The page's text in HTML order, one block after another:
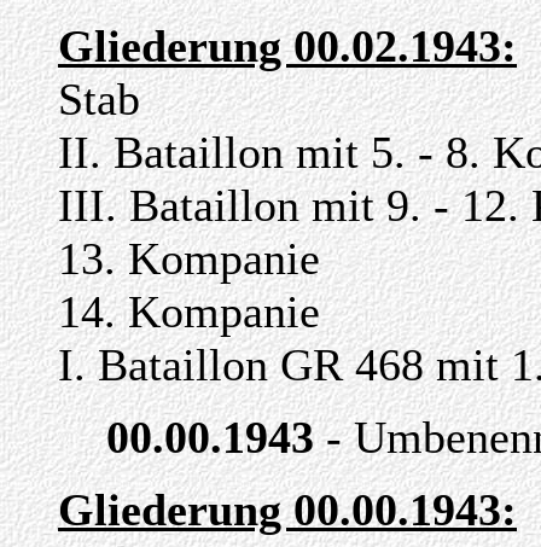
Gliederung 00.02.1943:
Stab
II. Bataillon mit 5. - 8.
III. Bataillon mit 9. - 12.
13. Kompanie
14. Kompanie
I. Bataillon GR 468 mit
00.00.1943-
Gliederung 00.00.1943: